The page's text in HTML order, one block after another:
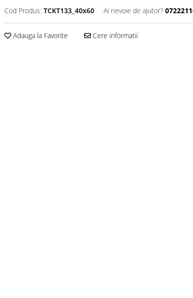
Cod Produs: TCKT133_40x60 Ai nevoie de ajutor?
Adauga la Favorite Cere informatii